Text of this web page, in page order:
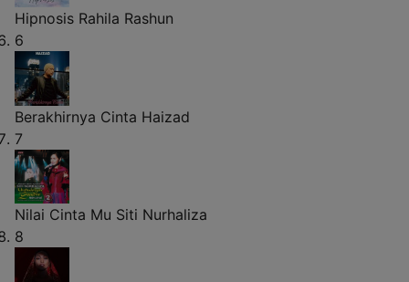
Hipnosis Rahila Rashun
6
Berakhirnya Cinta Haizad
7
Nilai Cinta Mu Siti Nurhaliza
8